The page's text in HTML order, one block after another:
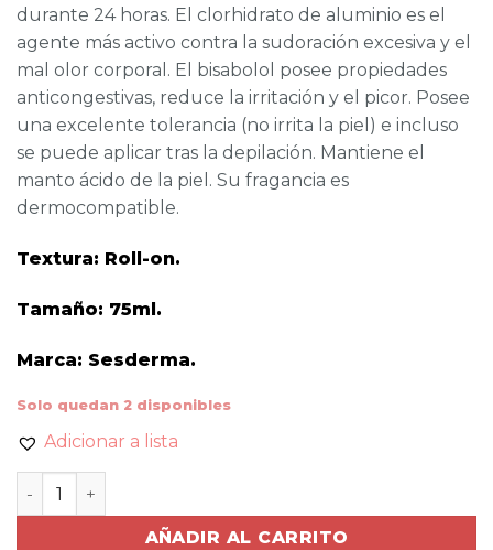
durante 24 horas. El clorhidrato de aluminio es el
agente más activo contra la sudoración excesiva y el
mal olor corporal. El bisabolol posee propiedades
anticongestivas, reduce la irritación y el picor. Posee
una excelente tolerancia (no irrita la piel) e incluso
se puede aplicar tras la depilación. Mantiene el
manto ácido de la piel. Su fragancia es
dermocompatible.
Textura: Roll-on.
Tamaño: 75ml.
Marca: Sesderma.
Solo quedan 2 disponibles
Adicionar a lista
DRYSES DESODORANTE HOMBRE cantidad
AÑADIR AL CARRITO